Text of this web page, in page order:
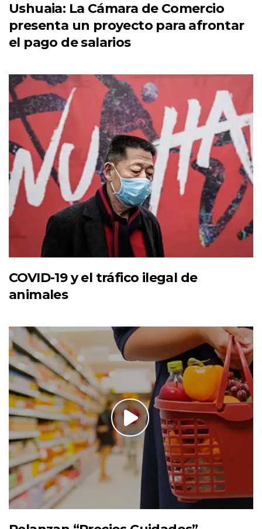
Ushuaia: La Cámara de Comercio
presenta un proyecto para afrontar
el pago de salarios
COVID-19 y el tráfico ilegal de
animales